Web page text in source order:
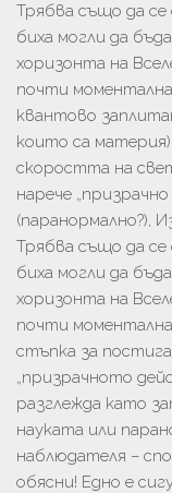
Трябва също да
биха могли да
хоризонта на
почти
квантово
които са
скоростта на
нарече
(паранормално?),
Трябва също да
биха могли да
хоризонта на
почти
стъпка за
„призрачното
разглежда като
науката или
наблюдателя –
обясни! Едно е